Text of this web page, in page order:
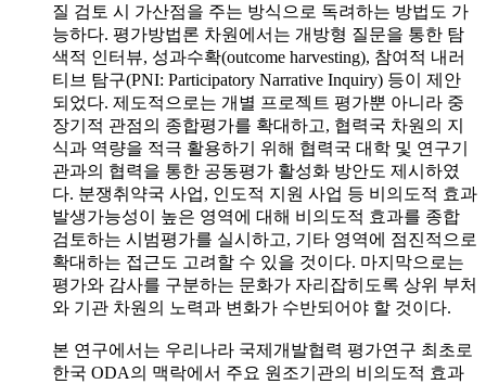
질 검토 시 가산점을 주는 방식으로 독려하는 방법도 가
능하다. 평가방법론 차원에서는 개방형 질문을 통한 탐
색적 인터뷰, 성과수확(outcome harvesting), 참여적 내러
티브 탐구(PNI: Participatory Narrative Inquiry) 등이 제안
되었다. 제도적으로는 개별 프로젝트 평가뿐 아니라 중
장기적 관점의 종합평가를 확대하고, 협력국 차원의 지
식과 역량을 적극 활용하기 위해 협력국 대학 및 연구기
관과의 협력을 통한 공동평가 활성화 방안도 제시하였
다. 분쟁취약국 사업, 인도적 지원 사업 등 비의도적 효과
발생가능성이 높은 영역에 대해 비의도적 효과를 종합
검토하는 시범평가를 실시하고, 기타 영역에 점진적으로
확대하는 접근도 고려할 수 있을 것이다. 마지막으로는
평가와 감사를 구분하는 문화가 자리잡히도록 상위 부처
와 기관 차원의 노력과 변화가 수반되어야 할 것이다.
본 연구에서는 우리나라 국제개발협력 평가연구 최초로
한국 ODA의 맥락에서 주요 원조기관의 비의도적 효과